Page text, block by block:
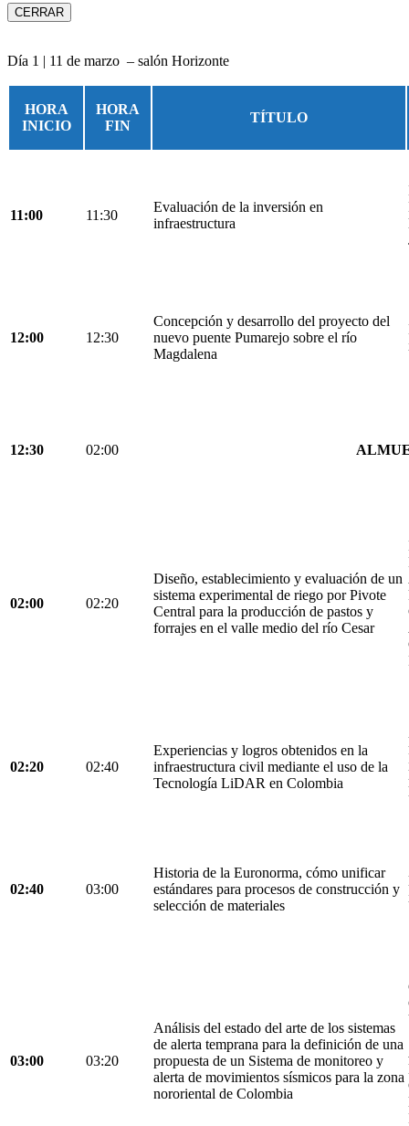
CERRAR
Día 1 | 11 de marzo – salón Horizonte
HORA
INICIO
HORA
FIN
TÍTULO
11:00 11:30
Evaluación de la inversión en
infraestructura
12:00 12:30
Concepción y desarrollo del proyecto del
nuevo puente Pumarejo sobre el río
Magdalena
12:30 02:00
02:00 02:20
Diseño, establecimiento y evaluación de un
sistema experimental de riego por Pivote
Central para la producción de pastos y
forrajes en el valle medio del río Cesar
02:20 02:40
Experiencias y logros obtenidos en la
infraestructura civil mediante el uso de la
Tecnología LiDAR en Colombia
02:40 03:00
Historia de la Euronorma, cómo unificar
estándares para procesos de construcción y
selección de materiales
03:00 03:20
Análisis del estado del arte de los sistemas
de alerta temprana para la definición de una
propuesta de un Sistema de monitoreo y
alerta de movimientos sísmicos para la zona
nororiental de Colombia